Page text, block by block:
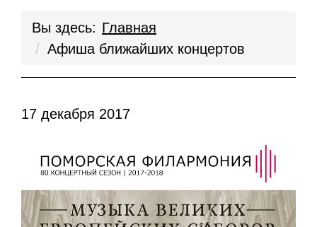
Вы здесь: Главная
Афиша ближайших концертов
17 декабря 2017